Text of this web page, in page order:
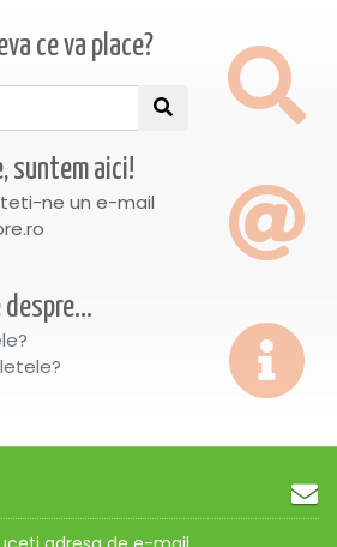
ce va place?
suntem aici!
ne un e-mail